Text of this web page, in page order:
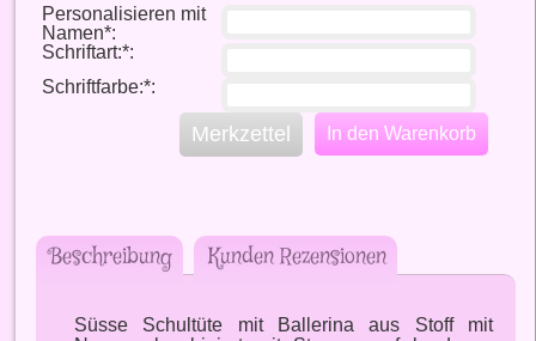
Personalisieren mit
Namen*:
Schriftart:*:
Schriftfarbe:*:
In den Warenkorb
Merkzettel
Beschreibung Kunden Rezensionen
Süsse Schultüte mit Ballerina aus Stoff mit